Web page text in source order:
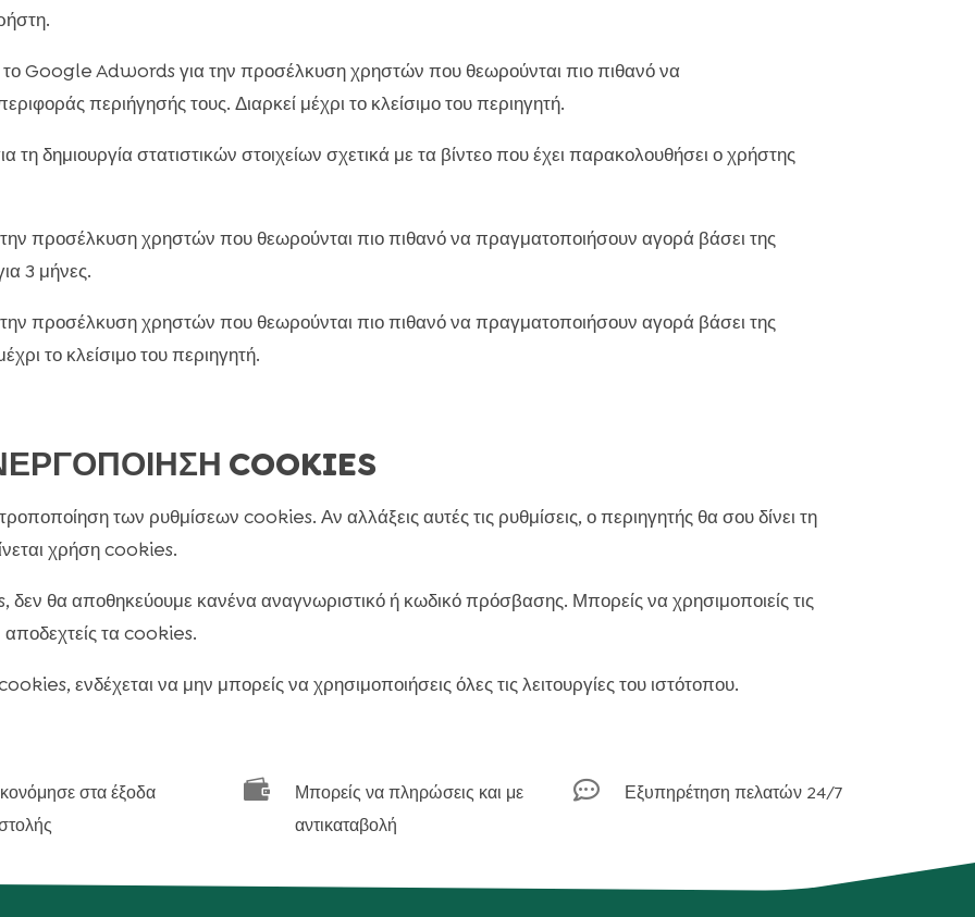
Google Adwords για την προσέλκυση χρηστών που θεωρούνται πιο πιθανό να
περιήγησής τους. Διαρκεί μέχρι το κλείσιμο του περιηγητή.
δημιουργία στατιστικών στοιχείων σχετικά με τα βίντεο που έχει παρακολουθήσει ο χρήστης
προσέλκυση χρηστών που θεωρούνται πιο πιθανό να πραγματοποιήσουν αγορά βάσει της
3 μήνες.
προσέλκυση χρηστών που θεωρούνται πιο πιθανό να πραγματοποιήσουν αγορά βάσει της
το κλείσιμο του περιηγητή.
COOKIES
των ρυθμίσεων cookies. Αν αλλάξεις αυτές τις ρυθμίσεις, ο περιηγητής θα σου δίνει τη
χρήση cookies.
θα αποθηκεύουμε κανένα αναγνωριστικό ή κωδικό πρόσβασης. Μπορείς να χρησιμοποιείς τις
τα cookies.
ενδέχεται να μην μπορείς να χρησιμοποιήσεις όλες τις λειτουργίες του ιστότοπου.
στα έξοδα

Μπορείς να πληρώσεις και με
αντικαταβολή
 Εξυπηρέτηση πελατών 24/7